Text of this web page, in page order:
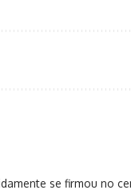
se firmou no